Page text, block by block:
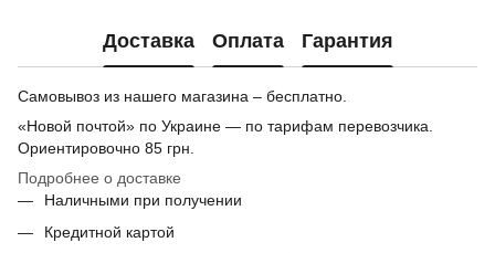
Доставка Оплата Гарантия
Самовывоз из нашего магазина – бесплатно.
«Новой почтой» по Украине — по тарифам перевозчика.
Ориентировочно 85 грн.
Подробнее о доставке
Наличными при получении
Кредитной картой